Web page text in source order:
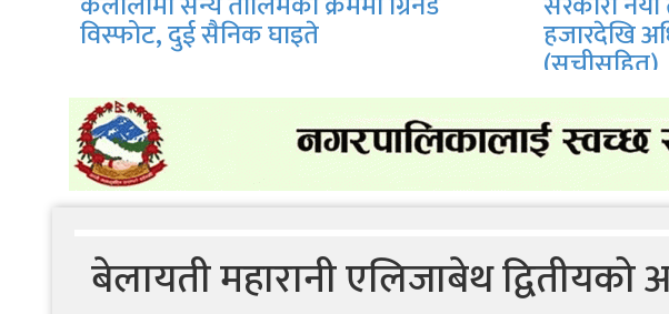
विस्फोट, दुई सैनिक घाइते हजारदेखि
(सूचीसहित)
बेलायती महारानी एलिजाबेथ द्वितीयको